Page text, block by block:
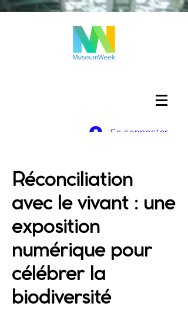
Se connecter
Réconciliation
avec le vivant : une
exposition
numérique pour
célébrer la
biodiversité